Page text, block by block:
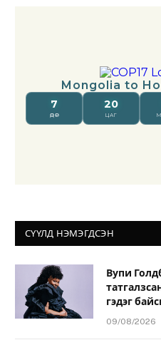
СҮҮЛД НЭМЭГДСЭН
Вупи
гэдэг
09/08/2026